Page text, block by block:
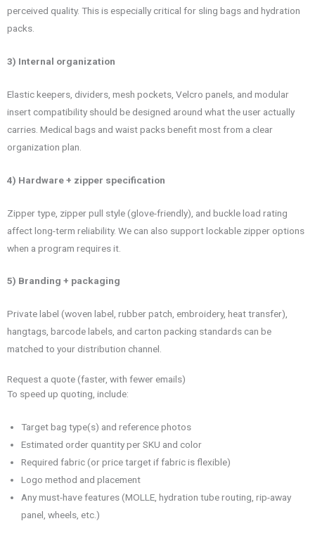
perceived quality. This is especially critical for sling bags and hydration
packs.
3) Internal organization
Elastic keepers, dividers, mesh pockets, Velcro panels, and modular
insert compatibility should be designed around what the user actually
carries. Medical bags and waist packs benefit most from a clear
organization plan.
4) Hardware + zipper specification
Zipper type, zipper pull style (glove-friendly), and buckle load rating
affect long-term reliability. We can also support lockable zipper options
when a program requires it.
5) Branding + packaging
Private label (woven label, rubber patch, embroidery, heat transfer),
hangtags, barcode labels, and carton packing standards can be
matched to your distribution channel.
Request a quote (faster, with fewer emails)
To speed up quoting, include:
Target bag type(s) and reference photos
Estimated order quantity per SKU and color
Required fabric (or price target if fabric is flexible)
Logo method and placement
Any must-have features (MOLLE, hydration tube routing, rip-away
panel, wheels, etc.)